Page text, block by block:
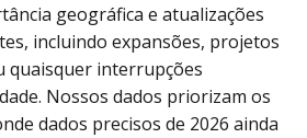
geográfica e atualizações
incluindo expansões, projetos
quaisquer interrupções
Nossos dados priorizam os
dados precisos de 2026 ainda